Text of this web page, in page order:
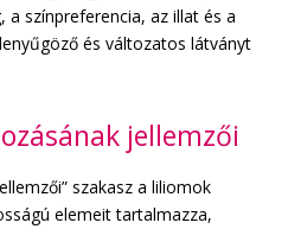
színpreferencia, az illat és a
és változatos látványt
jellemzői
szakasz a liliomok
elemeit tartalmazza,